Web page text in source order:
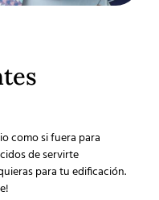
como si fuera para
de servirte
para tu edificación.